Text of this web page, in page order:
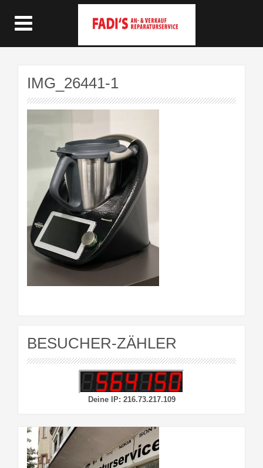
IMG_26441-1
BESUCHER-ZÄHLER
Deine IP: 216.73.217.109